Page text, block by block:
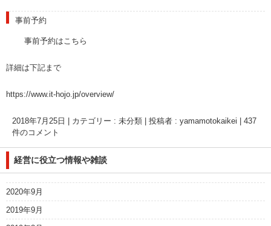
事前予約
事前予約はこちら
詳細は下記まで
https://www.it-hojo.jp/overview/
2018年7月25日 カテゴリー : 未分類 投稿者 : yamamotokaikei
437
件のコメント
経営に役立つ情報や雑談
2020年9月
2019年9月